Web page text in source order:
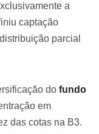
a
captação
parcial
do fundo
em
das cotas na B3.